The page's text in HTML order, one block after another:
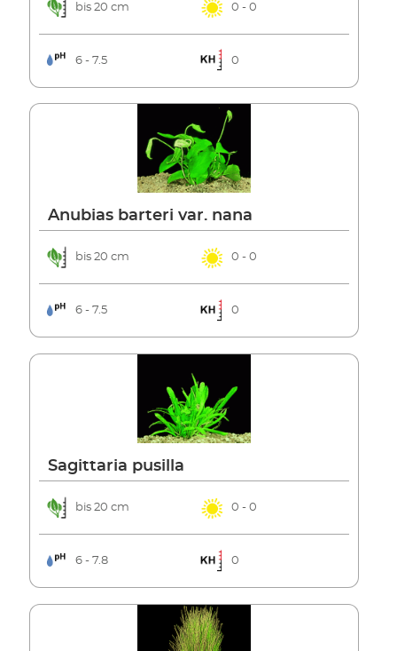
bis 20 cm 0 - 0
6 - 7.5 0
Anubias barteri var. nana
bis 20 cm 0 - 0
6 - 7.5 0
Sagittaria pusilla
bis 20 cm 0 - 0
6 - 7.8 0